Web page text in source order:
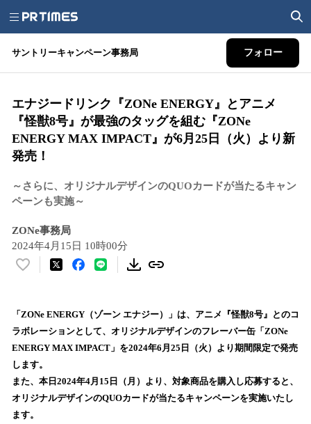
サントリーキャンペーン事務局 フォロー
エナジードリンク『ZONe ENERGY』とアニメ
『怪獣8号』が最強のタッグを組む『ZONe
ENERGY MAX IMPACT』が6月25日（火）より新
発売！
～さらに、オリジナルデザインのQUOカードが当たるキャン
ペーンも実施～
ZONe事務局
2024年4月15日 10時00分
い
！
数
を
読
み
込
み
中
「ZONe ENERGY（ゾーン エナジー）」は、アニメ『怪獣8号』とのコ
ラボレーションとして、オリジナルデザインのフレーバー缶「ZONe
ENERGY MAX IMPACT」を2024年6月25日（火）より期間限定で発売
します。
また、本日2024年4月15日（月）より、対象商品を購入し応募すると、
オリジナルデザインのQUOカードが当たるキャンペーンを実施いたし
ます。